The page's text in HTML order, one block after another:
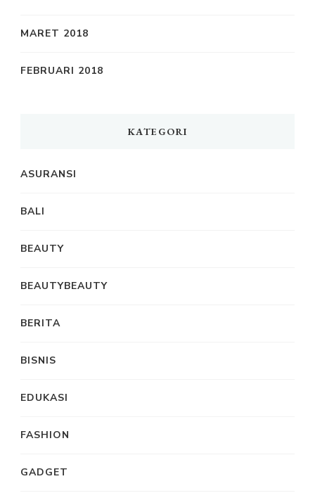
MARET 2018
FEBRUARI 2018
KATEGORI
ASURANSI
BALI
BEAUTY
BEAUTYBEAUTY
BERITA
BISNIS
EDUKASI
FASHION
GADGET